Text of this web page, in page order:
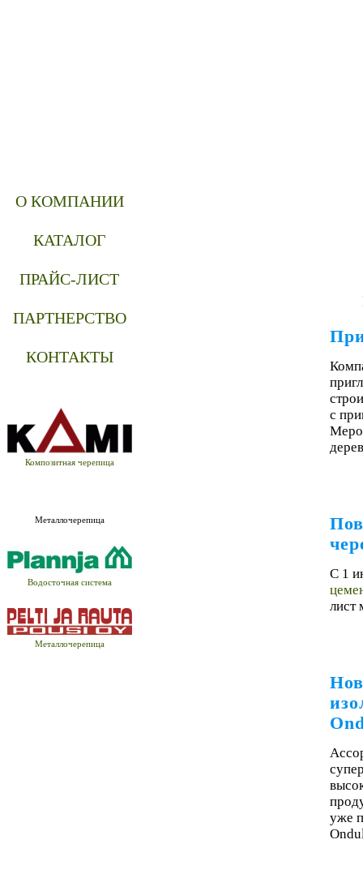
О КОМПАНИИ
КАТАЛОГ
ПРАЙС-ЛИСТ
ПАРТНЕРСТВО
КОНТАКТЫ
Композитная черепица
Металлочерепица
Водосточная система
Металлочерепица
с
С 1
уже